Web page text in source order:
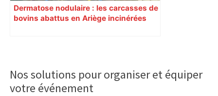
Dermatose nodulaire : les carcasses de
bovins abattus en Ariège incinérées
Sidebar
Nos solutions pour organiser et équiper
votre événement